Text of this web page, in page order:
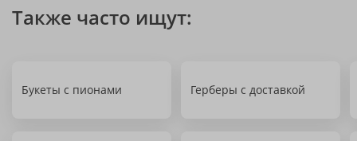
Также часто ищут:
Букеты с пионами Герберы с доставкой